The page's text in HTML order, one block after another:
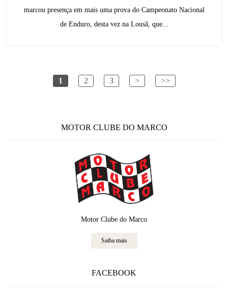
marcou presença em mais uma prova do Campeonato Nacional
de Enduro, desta vez na Lousã, que...
1 2 3 > >>
MOTOR CLUBE DO MARCO
Motor Clube do Marco
Saiba mais
FACEBOOK